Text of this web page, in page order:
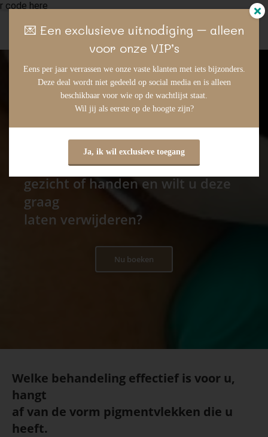
r code here
U heeft donkere, bruine
pigmentvlekken op uw
gezicht of handen en wilt u deze
graag
laten verwijderen?
Nu boeken
Welke behandeling effectief is voor u,
hangt
af van de vorm pigmentvlekken die u
heeft.
💌 Een exclusieve uitnodiging – alleen
voor onze VIP’s
Eens per jaar verrassen we onze vaste klanten met iets bijzonders.
Deze deal wordt niet gedeeld op social media en is alleen
beschikbaar voor wie op de wachtlijst staat.
Wil jij als eerste op de hoogte zijn?
Ja, ik wil exclusieve toegang